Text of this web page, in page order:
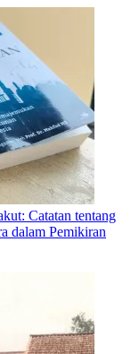
Catatan tentang
dalam Pemikiran